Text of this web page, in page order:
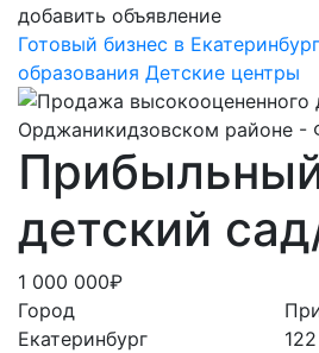
добавить объявление
Готовый бизнес в
образования Детские центры
детский
1 000 000₽
Город
Екатеринбург